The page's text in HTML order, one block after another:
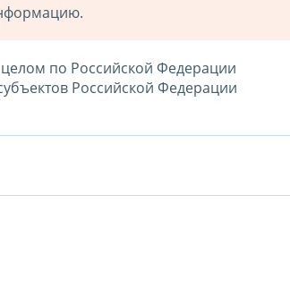
по Российской Федерации
Российской Федерации